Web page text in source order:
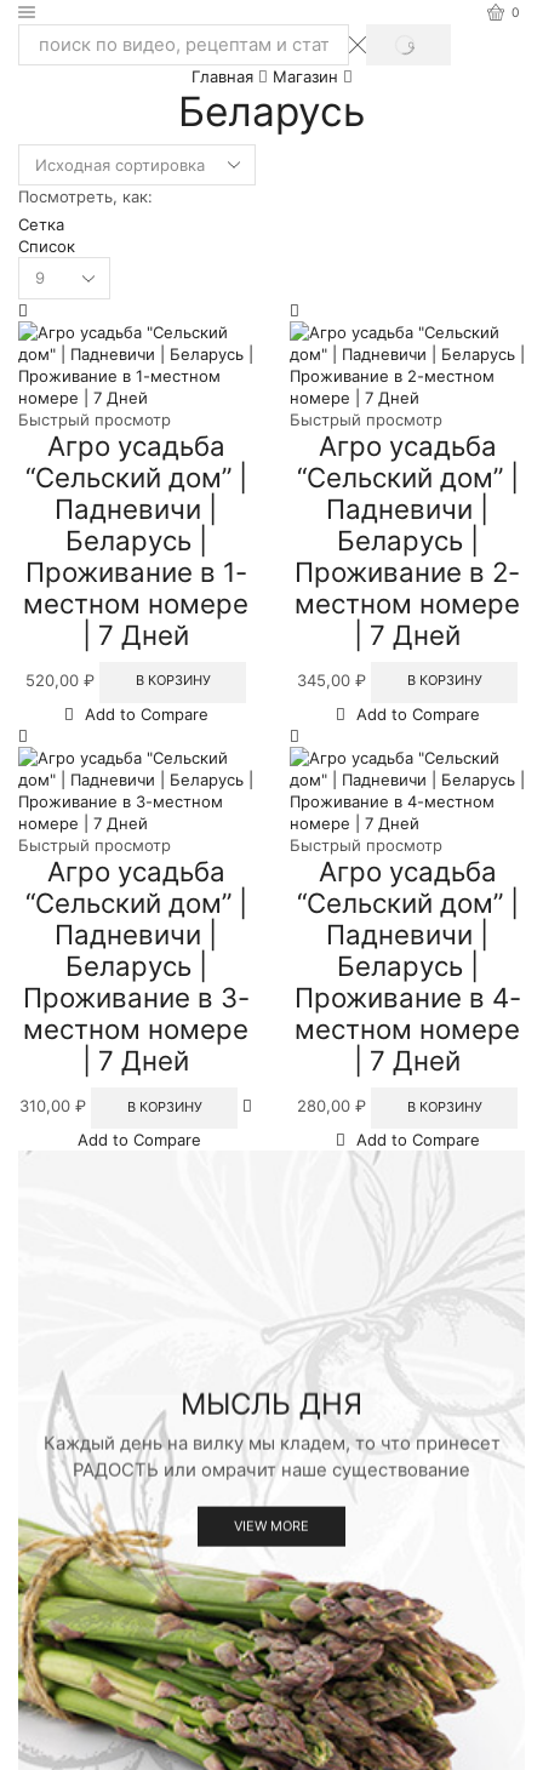
0
Search
SEARCH
Главная Магазин
Беларусь
Посмотреть, как:
Сетка
Список
странице
Быстрый просмотр
Агро усадьба
“Сельский дом” |
Падневичи |
Беларусь |
Проживание в 1-
местном номере
| 7 Дней
520,00 ₽ В КОРЗИНУ
Add to Compare
Быстрый просмотр
Агро усадьба
“Сельский дом” |
Падневичи |
Беларусь |
Проживание в 2-
местном номере
| 7 Дней
345,00 ₽ В КОРЗИНУ
Add to Compare
Быстрый просмотр
Агро усадьба
“Сельский дом” |
Падневичи |
Беларусь |
Проживание в 3-
местном номере
| 7 Дней
310,00 ₽ В КОРЗИНУ
Add to Compare
Быстрый просмотр
Агро усадьба
“Сельский дом” |
Падневичи |
Беларусь |
Проживание в 4-
местном номере
| 7 Дней
280,00 ₽ В КОРЗИНУ
Add to Compare
МЫСЛЬ ДНЯ
Каждый день на вилку мы кладем, то что принесет
РАДОСТЬ или омрачит наше существование
VIEW MORE